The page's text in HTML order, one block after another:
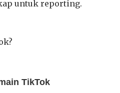
untuk reporting.
TikTok